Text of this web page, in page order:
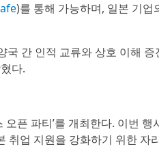
)를 통해 가능하며, 일본 기업
간 인적 교류와 상호 이해 증
다.
오픈 파티’를 개최한다. 이번 행
취업 지원을 강화하기 위한 자